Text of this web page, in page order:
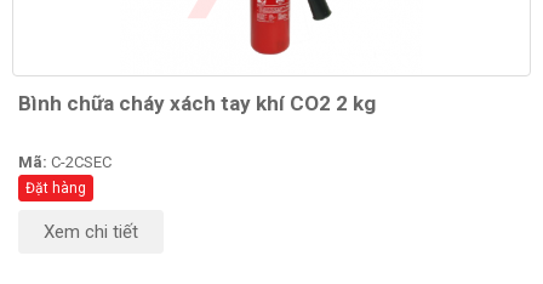
Bình chữa cháy xách tay khí CO2 2 kg
Mã: C-2CSEC
Đặt hàng
Xem chi tiết